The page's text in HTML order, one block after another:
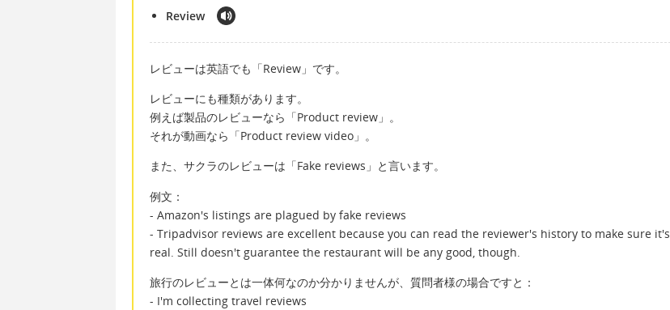
Review
レビューは英語でも「Review」です。
レビューにも種類があります。
例えば製品のレビューなら「Product review」。
それが動画なら「Product review video」。
また、サクラのレビューは「Fake reviews」と言います。
例文：
- Amazon's listings are plagued by fake reviews
- Tripadvisor reviews are excellent because you can read the reviewer's history to make sure it's
real. Still doesn't guarantee the restaurant will be any good, though.
旅行のレビューとは一体何なのか分かりませんが、質問者様の場合ですと：
- I'm collecting travel reviews